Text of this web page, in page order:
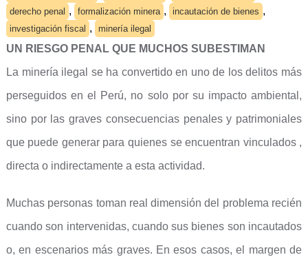
derecho penal , formalización minera , incautación de bienes ,
investigación fiscal , minería ilegal
UN RIESGO PENAL QUE MUCHOS SUBESTIMAN
La minería ilegal se ha convertido en uno de los delitos más
perseguidos en el Perú, no solo por su impacto ambiental,
sino por las graves consecuencias penales y patrimoniales
que puede generar para quienes se encuentran vinculados ,
directa o indirectamente a esta actividad.
Muchas personas toman real dimensión del problema recién
cuando son intervenidas, cuando sus bienes son incautados
o, en escenarios más graves. En esos casos, el margen de